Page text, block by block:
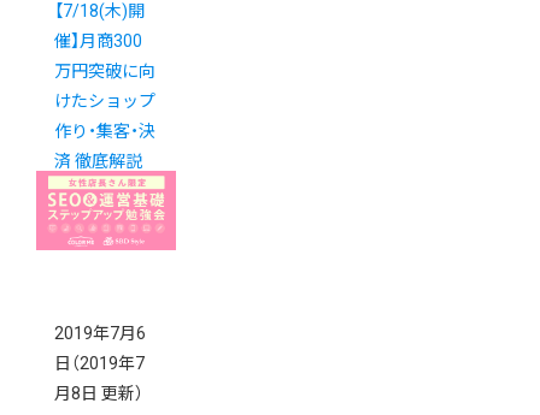
【7/18(木)開
催】月商300
万円突破に向
けたショップ
作り・集客・決
済 徹底解説
セミナー！
2019年7月6
日 （2019年7
月8日 更新）